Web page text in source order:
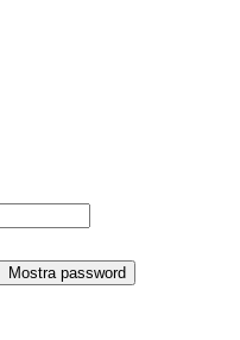
Mostra password